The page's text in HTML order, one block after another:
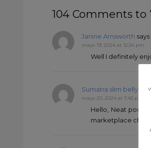
104 Comments to
Janine Arnsworth says
mayo 19, 2024 at 12:34 pm
Well I definitely
Sumatra slim belly
mayo 20, 2024 at 7:45 pm
Hello, Neat post.
marketplace chief